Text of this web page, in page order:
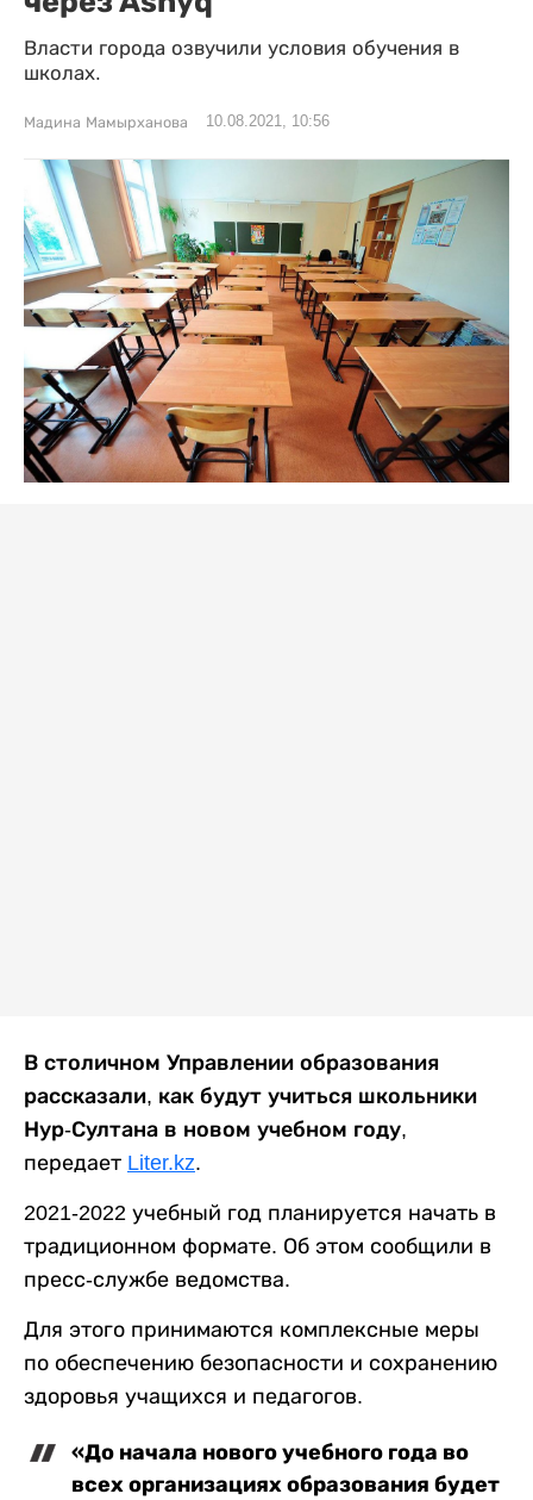
Власти города озвучили условия обучения в
школах.
Мадина Мамырханова 10.08.2021, 10:56
В столичном Управлении образования
рассказали, как будут учиться школьники
Нур-Султана в новом учебном году,
передает Liter.kz.
2021-2022 учебный год планируется начать в
традиционном формате. Об этом сообщили в
пресс-службе ведомства.
Для этого принимаются комплексные меры
по обеспечению безопасности и сохранению
здоровья учащихся и педагогов.
«До начала нового учебного года во
всех организациях образования будет